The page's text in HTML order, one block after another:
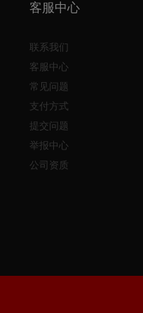
客服中心
联系我们
客服中心
常见问题
支付方式
提交问题
举报中心
公司资质